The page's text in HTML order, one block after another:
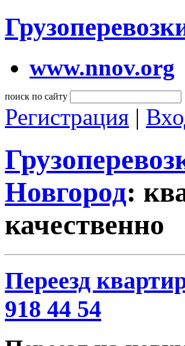
www.nnov.org
поиск по сайту
Регистрация |
Новгород:
качественно
Переезд
918 44 54